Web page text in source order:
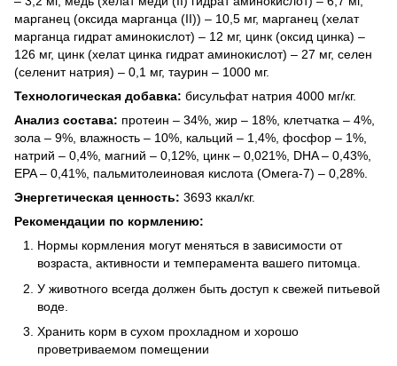
марганец (оксида марганца (II)) – 10,5 мг, марганец (хелат
марганца гидрат аминокислот) – 12 мг, цинк (оксид цинка) –
126 мг, цинк (хелат цинка гидрат аминокислот) – 27 мг, селен
(селенит натрия) – 0,1 мг, таурин – 1000 мг.
Технологическая добавка: бисульфат натрия 4000 мг/кг.
Анализ состава: протеин – 34%, жир – 18%, клетчатка – 4%,
зола – 9%, влажность – 10%, кальций – 1,4%, фосфор – 1%,
натрий – 0,4%, магний – 0,12%, цинк – 0,021%, DHA – 0,43%,
EPA – 0,41%, пальмитолеиновая кислота (Омега-7) – 0,28%.
Энергетическая ценность: 3693 ккал/кг.
Рекомендации по кормлению:
Нормы кормления могут меняться в зависимости от
возраста, активности и темперамента вашего питомца.
У животного всегда должен быть доступ к свежей питьевой
воде.
Хранить корм в сухом прохладном и хорошо
проветриваемом помещении